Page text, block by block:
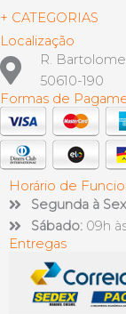
+ CATEGORIAS
Localização
R.
50610-190
Formas de
Horário de
Segunda à
Sábado: 09h
Entregas